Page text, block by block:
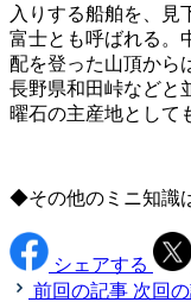
入りする船舶を、見
富士とも呼ばれる。
配を登った山頂から
長野県和田峠などと
曜石の主産地として
◆その他のミニ知識
シェアする
前回の記事 次回